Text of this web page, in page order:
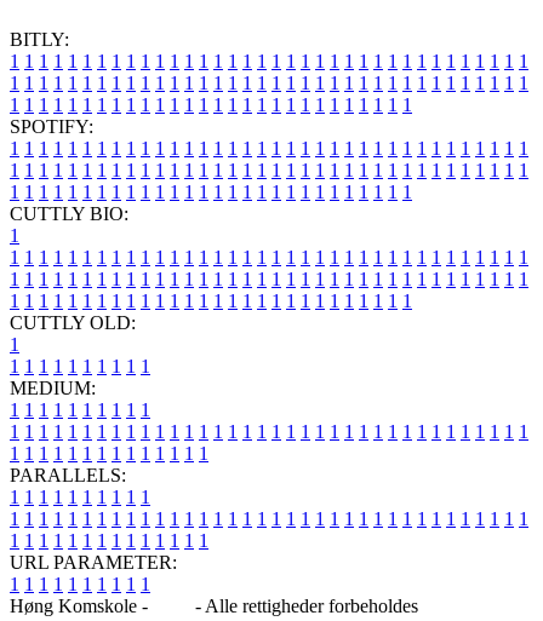
BITLY:
1 1 1 1 1 1 1 1 1 1 1 1 1 1 1 1 1 1 1 1 1 1 1 1 1 1 1 1 1 1 1 1 1 1 1 1
1 1 1 1 1 1 1 1 1 1 1 1 1 1 1 1 1 1 1 1 1 1 1 1 1 1 1 1 1 1 1 1 1 1 1 1
1 1 1 1 1 1 1 1 1 1 1 1 1 1 1 1 1 1 1 1 1 1 1 1 1 1 1 1
SPOTIFY:
1 1 1 1 1 1 1 1 1 1 1 1 1 1 1 1 1 1 1 1 1 1 1 1 1 1 1 1 1 1 1 1 1 1 1 1
1 1 1 1 1 1 1 1 1 1 1 1 1 1 1 1 1 1 1 1 1 1 1 1 1 1 1 1 1 1 1 1 1 1 1 1
1 1 1 1 1 1 1 1 1 1 1 1 1 1 1 1 1 1 1 1 1 1 1 1 1 1 1 1
CUTTLY BIO:
1
1 1 1 1 1 1 1 1 1 1 1 1 1 1 1 1 1 1 1 1 1 1 1 1 1 1 1 1 1 1 1 1 1 1 1 1
1 1 1 1 1 1 1 1 1 1 1 1 1 1 1 1 1 1 1 1 1 1 1 1 1 1 1 1 1 1 1 1 1 1 1 1
1 1 1 1 1 1 1 1 1 1 1 1 1 1 1 1 1 1 1 1 1 1 1 1 1 1 1 1
CUTTLY OLD:
1
1 1 1 1 1 1 1 1 1 1
MEDIUM:
1 1 1 1 1 1 1 1 1 1
1 1 1 1 1 1 1 1 1 1 1 1 1 1 1 1 1 1 1 1 1 1 1 1 1 1 1 1 1 1 1 1 1 1 1 1
1 1 1 1 1 1 1 1 1 1 1 1 1 1
PARALLELS:
1 1 1 1 1 1 1 1 1 1
1 1 1 1 1 1 1 1 1 1 1 1 1 1 1 1 1 1 1 1 1 1 1 1 1 1 1 1 1 1 1 1 1 1 1 1
1 1 1 1 1 1 1 1 1 1 1 1 1 1
URL PARAMETER:
1 1 1 1 1 1 1 1 1 1
Høng Komskole -
- Alle rettigheder forbeholdes